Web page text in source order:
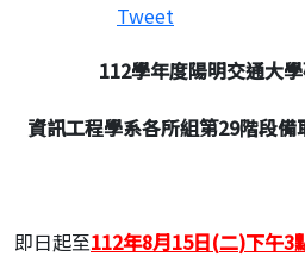
Tweet
112學年度陽明交通大
資訊工程學系各所組第29階段備
即日起至112年8月15日(二)下午3